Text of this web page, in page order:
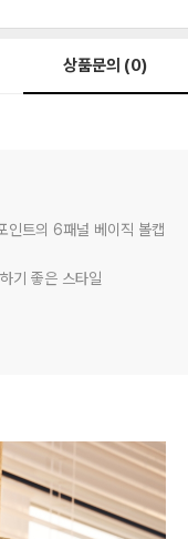
상품문의 (0)
인트의 6패널 베이직 볼캡
기 좋은 스타일